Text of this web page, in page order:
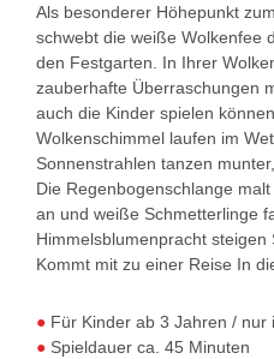
Als besonderer Höhepunkt
schwebt die weiße Wolkenfee
den Festgarten. In Ihrer
zauberhafte Überraschungen
auch die Kinder spielen
Wolkenschimmel laufen im
Sonnenstrahlen tanzen
Die Regenbogenschlange
an und weiße Schmetterlinge
Himmelsblumenpracht steigen
Kommt mit zu einer Reise In
● Für Kinder ab 3 Jahren / nur
● Spieldauer ca. 45 Minuten